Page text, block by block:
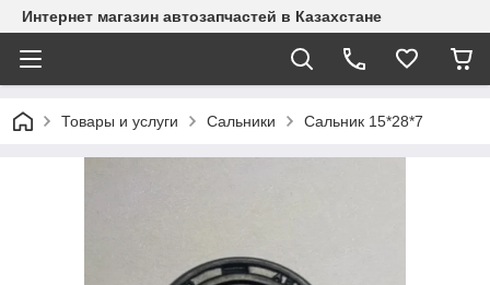
Интернет магазин автозапчастей в Казахстане
Товары и услуги Сальники Сальник 15*28*7